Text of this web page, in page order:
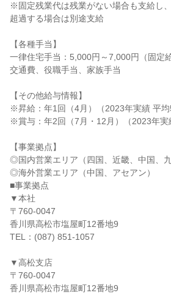
※固定残業代は残業がない場合も支給し、
超過する場合は別途支給
【各種手当】
一律住宅手当：5,000円～7,000円（固定
交通費、役職手当、家族手当
【その他給与情報】
※昇給：年1回（4月）（2023年実績 平均
※賞与：年2回（7月・12月）（2023年実
【事業拠点】
◎国内営業エリア（四国、近畿、中国、九
◎海外営業エリア（中国、アセアン）
■事業拠点
▼本社
〒760-0047
香川県高松市塩屋町12番地9
TEL：(087) 851-1057
▼高松支店
〒760-0047
香川県高松市塩屋町12番地9